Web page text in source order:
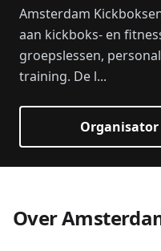
Amsterdam
aan kickboks- en
groepslessen,
training. De l...
Over